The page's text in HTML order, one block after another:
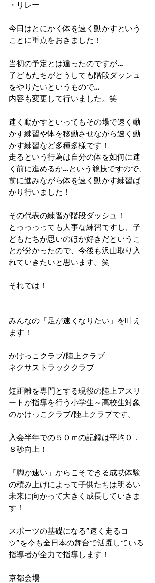
・リレー
今日はとにかく体を速く動かすという
ことに重点をおきました！
当初の予定とは違ったのですが…
子どもたちがどうしても階段ダッシュ
をやりたいというもので…
内容も変更して行いました。笑
速く動かすといってもその場で速く動
かす練習や体を移動させながら速く動
かす練習など多種多様です！
走るという行為は自分の体を如何に速
く前に進めるか…という競技ですので、
前に進みながら体を速く動かす練習ば
かり行いました！
その代表の練習が階段ダッシュ！
とっっっっても大事な練習ですし、子
どもたちが思いのほか好きだというこ
とが分かったので、今後も沢山取り入
れていきたいと思います。笑
それでは！
みんなの「足が速くなりたい」を叶え
ます！
かけっこクラブ/陸上クラブ
ネクサストラッククラブ
短距離を専門とする現役の陸上アスリ
ートが指導を行う小学生～高校生対象
のかけっこクラブ/陸上クラブです。
入会半年での５０ｍの記録は平均０．
８秒向上！​
「脚が速い」からこそできる成功体験
の積み上げによって子供たちは明るい
未来に向かって大きく成長していきま
す！
スポーツの基礎になる”速く走るコ
ツ”を今も全日本の舞台で活躍している
指導者が​全力で指導します！
京都会場